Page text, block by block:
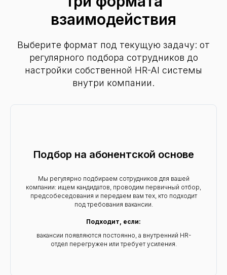
взаимодействия
Выберите формат под текущую задачу: от
регулярного подбора сотрудников до
настройки собственной HR-AI системы
внутри компании.
Подбор на абонентской основе
Мы регулярно подбираем сотрудников для вашей
компании: ищем кандидатов, проводим первичный отбор,
предсобеседования и передаем вам тех, кто подходит
под требования вакансии.
Подходит, если:
вакансии появляются постоянно, а внутренний HR-
отдел перегружен или требует усиления.
Согласие на обработку персональных данных
Согласие на обработку персональных данных
«Яндекс.Метрикой»